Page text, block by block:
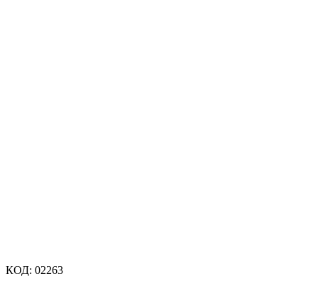
КОД: 02263